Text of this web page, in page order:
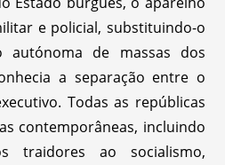
e policial, substituindo-o
autónoma de massas dos
a separação entre o
Todas as repúblicas
contemporâneas, incluindo
ao socialismo,